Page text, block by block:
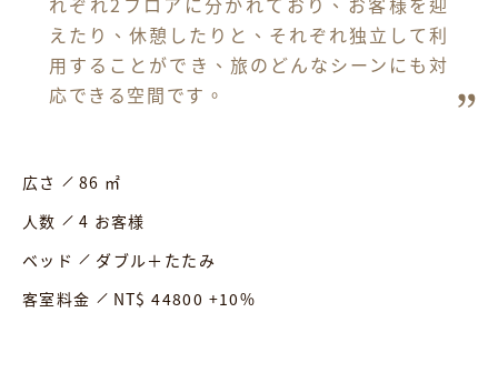
えたり、休憩したりと、それぞれ独立して利
用することができ、旅のどんなシーンにも対
応できる空間です。
広さ
86 ㎡
人数
4 お客様
ベッド
ダブル＋たたみ
客室料金
NT$ 44800 +10%